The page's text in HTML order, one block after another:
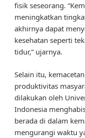
fisik seseorang.
meningkatkan
akhirnya dapat
kesehatan seperti
tidur,” ujarnya.
Selain itu,
produktivitas
dilakukan oleh
Indonesia
berada di dalam
mengurangi waktu